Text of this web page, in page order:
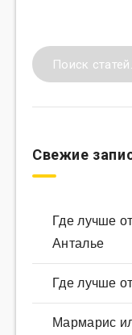
Свежие
Где лучше
Анталье
Где лучше
Мармарис